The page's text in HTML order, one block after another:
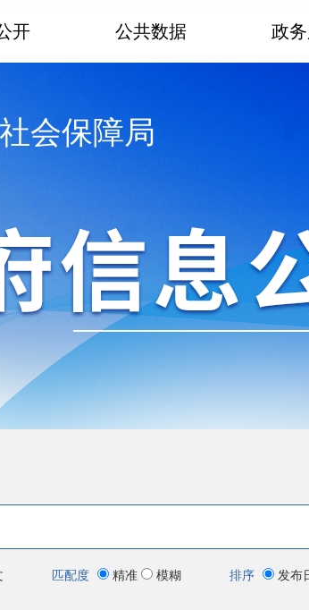
开 公共数据 政
会保障局
匹配度 精准 模糊 排序 发布